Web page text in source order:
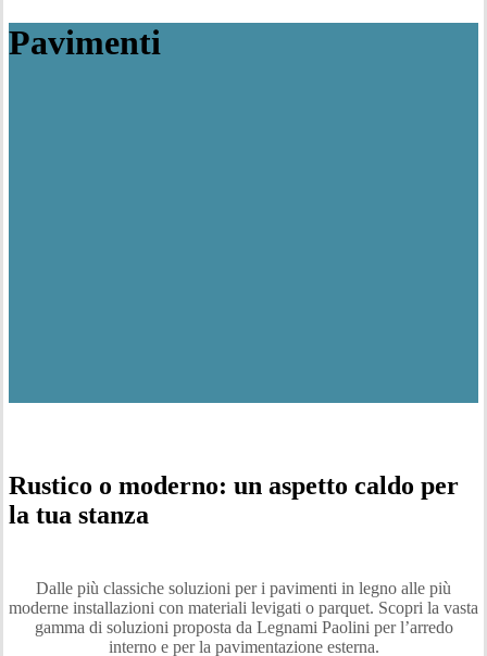
Pavimenti
Rustico o moderno: un aspetto caldo per
la tua stanza
Dalle più classiche soluzioni per i pavimenti in legno alle più
moderne installazioni con materiali levigati o parquet. Scopri la vasta
gamma di soluzioni proposta da Legnami Paolini per l’arredo
interno e per la pavimentazione esterna.